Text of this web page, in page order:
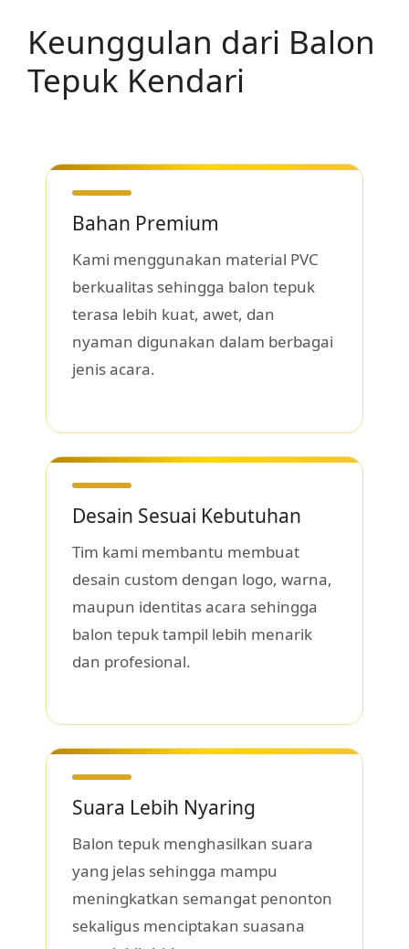
Keunggulan dari Balon
Tepuk Kendari
Bahan Premium
Kami menggunakan material PVC
berkualitas sehingga balon tepuk
terasa lebih kuat, awet, dan
nyaman digunakan dalam berbagai
jenis acara.
Desain Sesuai Kebutuhan
Tim kami membantu membuat
desain custom dengan logo, warna,
maupun identitas acara sehingga
balon tepuk tampil lebih menarik
dan profesional.
Suara Lebih Nyaring
Balon tepuk menghasilkan suara
yang jelas sehingga mampu
meningkatkan semangat penonton
sekaligus menciptakan suasana